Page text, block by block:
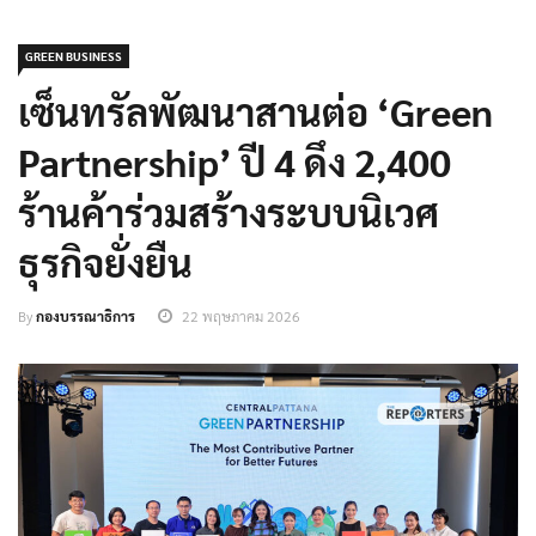
GREEN BUSINESS
เซ็นทรัลพัฒนาสานต่อ ‘Green
Partnership’ ปี 4 ดึง 2,400
ร้านค้าร่วมสร้างระบบนิเวศ
ธุรกิจยั่งยืน
Byกองบรรณาธิการ 22 พฤษภาคม 2026